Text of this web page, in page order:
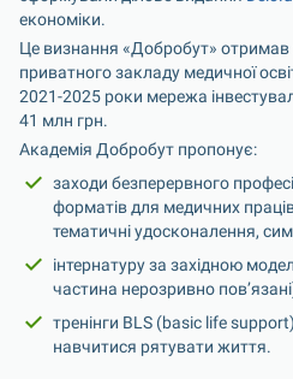
економіки.
Це визнання «Добробут»
приватного закладу медичної
2021-2025 роки мережа
41 млн грн.
Академія Добробут пропонує:
заходи безперервного
форматів для медичних
тематичні удосконалення,
інтернатуру за західною
частина нерозривно
тренінги BLS (basic life
навчитися рятувати життя.